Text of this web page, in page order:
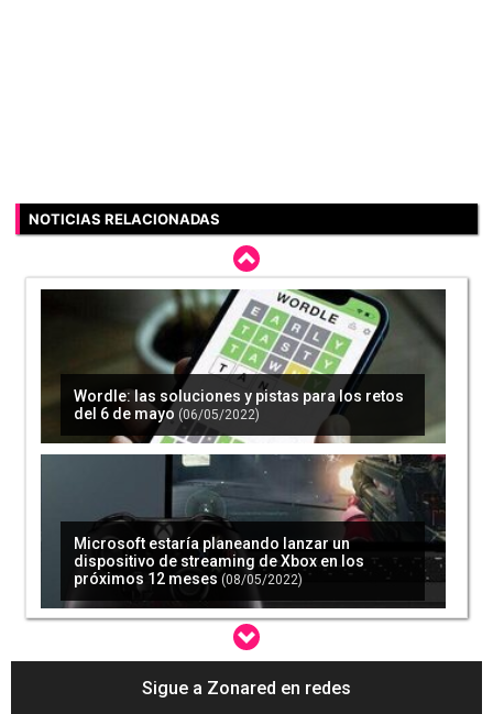
NOTICIAS RELACIONADAS
Wordle: las soluciones y pistas para los retos
del 6 de mayo (06/05/2022)
Microsoft estaría planeando lanzar un
dispositivo de streaming de Xbox en los
próximos 12 meses (08/05/2022)
Sigue a Zonared en redes